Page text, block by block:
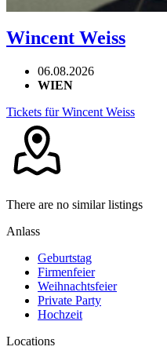
Wincent Weiss
06.08.2026
WIEN
Tickets für Wincent Weiss
There are no similar listings
Anlass
Geburtstag
Firmenfeier
Weihnachtsfeier
Private Party
Hochzeit
Locations